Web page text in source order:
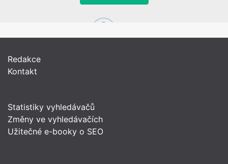
Redakce
Kontakt
Statistiky vyhledávačů
Změny ve vyhledávačích
Užitečné e-booky o SEO